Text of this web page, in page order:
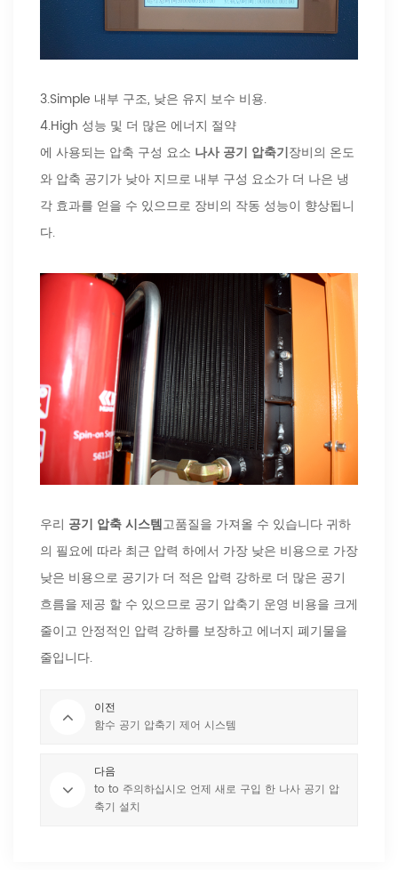
3.Simple 내부 구조, 낮은 유지 보수 비용.
4.High 성능 및 더 많은 에너지 절약
에 사용되는 압축 구성 요소 나사 공기 압축기장비의 온도
와 압축 공기가 낮아 지므로 내부 구성 요소가 더 나은 냉
각 효과를 얻을 수 있으므로 장비의 작동 성능이 향상됩니
다.
우리 공기 압축 시스템고품질을 가져올 수 있습니다 귀하
의 필요에 따라 최근 압력 하에서 가장 낮은 비용으로 가장
낮은 비용으로 공기가 더 적은 압력 강하로 더 많은 공기
흐름을 제공 할 수 있으므로 공기 압축기 운영 비용을 크게
줄이고 안정적인 압력 강하를 보장하고 에너지 폐기물을
줄입니다.
이전
함수 공기 압축기 제어 시스템
다음
to to 주의하십시오 언제 새로 구입 한 나사 공기 압
축기 설치